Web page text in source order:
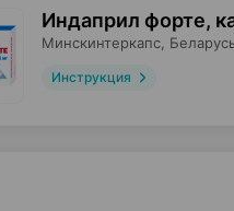
Индаприл форте,
Минскинтеркапс ,
Инструкция